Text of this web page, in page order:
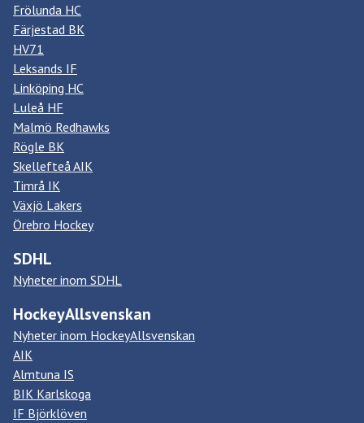
Frölunda HC
Färjestad BK
HV71
Leksands IF
Linköping HC
Luleå HF
Malmö Redhawks
Rögle BK
Skellefteå AIK
Timrå IK
Växjö Lakers
Örebro Hockey
SDHL
Nyheter inom SDHL
HockeyAllsvenskan
Nyheter inom HockeyAllsvenskan
AIK
Almtuna IS
BIK Karlskoga
IF Björklöven